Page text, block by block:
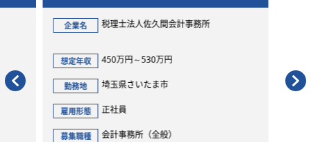
税理士法人佐久間会計事務所
450万円～530万円
埼玉県さいたま市
正社員
会計事務所（全般）
勤務地